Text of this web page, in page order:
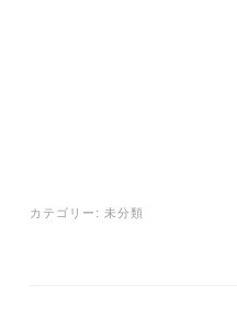
カテゴリー: 未分類